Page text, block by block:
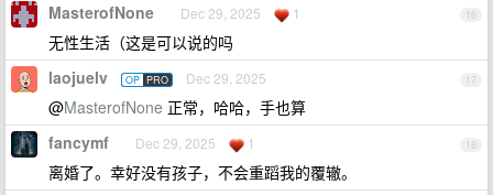
16
MasterofNone Dec 29, 2025 1
无性生活（这是可以说的吗
17
laojuelv OP PRO Dec 29, 2025
@MasterofNone 正常，哈哈，手也算
18
fancymf Dec 29, 2025 1
离婚了。幸好没有孩子，不会重蹈我的覆辙。